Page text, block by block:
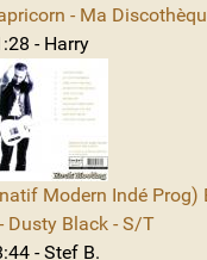
- Ma
- Harry
Modern Indé Prog)
Dusty Black - S/T
- Stef B.